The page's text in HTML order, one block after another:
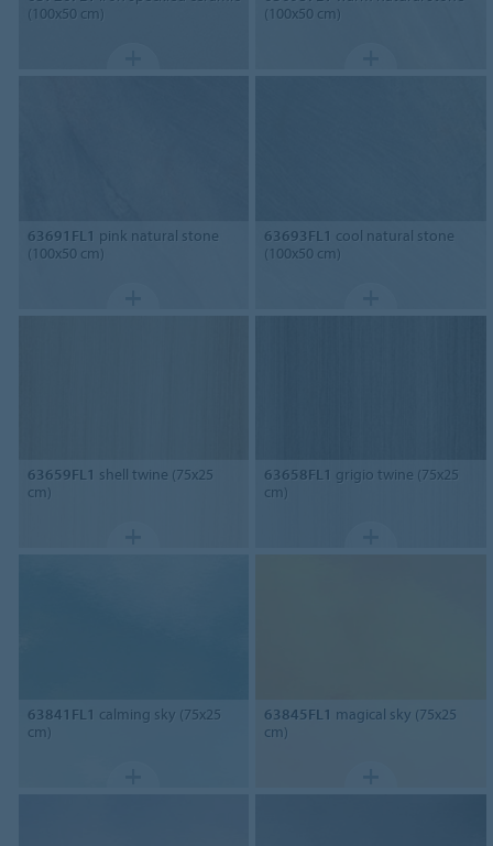
(100x50 cm)
(100x50 cm)
63691FL1 pink natural stone
(100x50 cm)
63693FL1 cool natural stone
(100x50 cm)
63659FL1 shell twine (75x25
cm)
63658FL1 grigio twine (75x25
cm)
63841FL1 calming sky (75x25
cm)
63845FL1 magical sky (75x25
cm)